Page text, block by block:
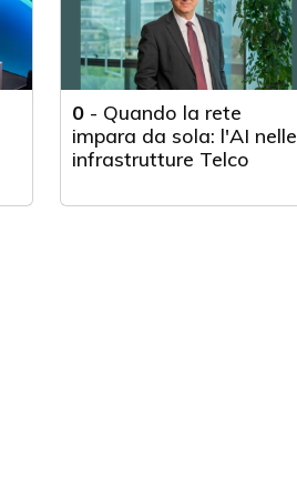
0- Quando la rete
impara da sola: l'AI nelle
infrastrutture Telco